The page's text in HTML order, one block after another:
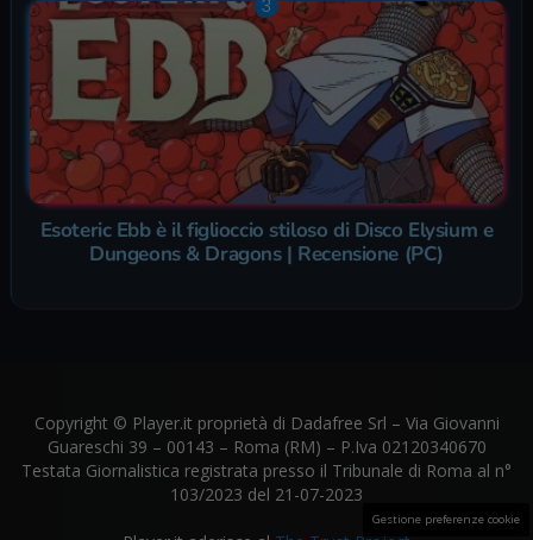
Esoteric Ebb è il figlioccio stiloso di Disco Elysium e
Dungeons & Dragons | Recensione (PC)
Copyright © Player.it proprietà di Dadafree Srl – Via Giovanni
Guareschi 39 – 00143 – Roma (RM) – P.Iva 02120340670
Testata Giornalistica registrata presso il Tribunale di Roma al n°
103/2023 del 21-07-2023
Gestione preferenze cookie